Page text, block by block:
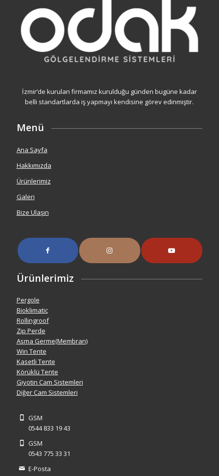
İzmir’de kurulan firmamız kurulduğu günden bugüne kadar
belli standartlarda iş yapmayı kendisine görev edinmiştir.
Menü
Ana Sayfa
Hakkımızda
Ürünlerimiz
Galeri
Bize Ulaşın
Ürünlerimiz
Pergole
Bioklimatic
Rollingroof
Zip Perde
Asma Germe(Membran)
Win Tente
Kasetli Tente
Körüklü Tente
Giyotin Cam Sistemleri
Diğer Cam Sistemleri
GSM
0544 833 19 43
GSM
0543 775 33 31
E-Posta